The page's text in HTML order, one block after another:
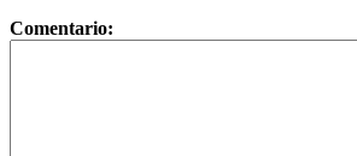
Comentario: